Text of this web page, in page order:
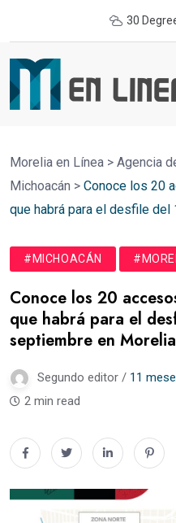
30
Morelia en Línea > Agencia
Michoacán > Conoce los 20
que habrá para el desfile
#MICHOACÁN
Conoce los 20
que habrá para el
septiembre en Morelia
Segundo editor / 11
2 min read